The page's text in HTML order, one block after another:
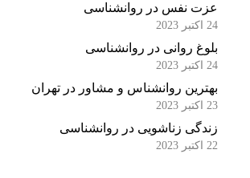
عزت نفس در روانشناسی
بلوغ روانی در روانشناسی
بهترین روانشناس و مشاور در تهران
زندگی زناشویی در روانشناسی